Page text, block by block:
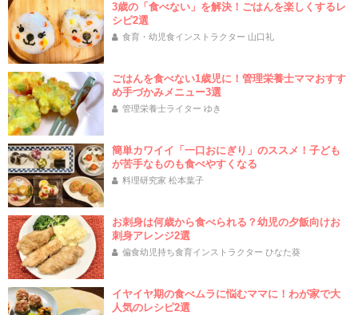
3歳の「食べない」を解決！ごはんを楽しくするレ
シピ2選
食育・幼児食インストラクター 山口礼
ごはんを食べない1歳児に！管理栄養士ママおすす
め手づかみメニュー3選
管理栄養士ライター ゆき
簡単カワイイ「一口おにぎり」のススメ！子ども
が苦手なものも食べやすくなる
料理研究家 松本葉子
お刺身は何歳から食べられる？幼児の夕飯向けお
刺身アレンジ2選
偏食幼児持ち食育インストラクター ひなた葵
イヤイヤ期の食べムラに悩むママに！わが家で大
人気のレシピ2選